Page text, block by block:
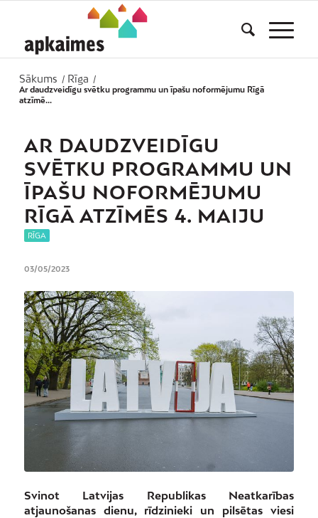
Sākums / Rīga
/
Ar daudzveidīgu svētku programmu un īpašu noformējumu Rīgā
atzīmē...
AR DAUDZVEIDĪGU
SVĒTKU PROGRAMMU UN
ĪPAŠU NOFORMĒJUMU
RĪGĀ ATZĪMĒS 4. MAIJU
RĪGA
03/05/2023
Svinot Latvijas Republikas Neatkarības
atjaunošanas dienu, rīdzinieki un pilsētas viesi